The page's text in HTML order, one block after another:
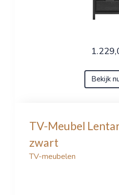
Bekijk
TV-Meubel
zwart
TV-meubelen